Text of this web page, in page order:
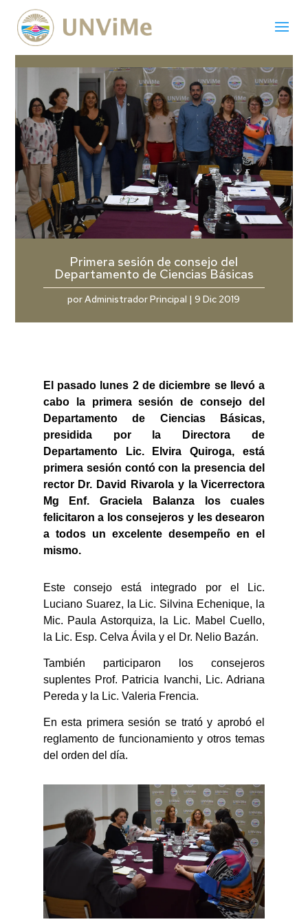
Primera sesión de consejo del
Departamento de Ciencias Básicas
porAdministrador Principal |9 Dic 2019
El pasado lunes 2 de diciembre se llevó a
cabo la primera sesión de consejo del
Departamento de Ciencias Básicas,
presidida por la Directora de
Departamento Lic. Elvira Quiroga, está
primera sesión contó con la presencia del
rector Dr. David Rivarola y la Vicerrectora
Mg Enf. Graciela Balanza los cuales
felicitaron a los consejeros y les desearon
a todos un excelente desempeño en el
mismo.
Este consejo está integrado por el Lic.
Luciano Suarez, la Lic. Silvina Echenique, la
Mic. Paula Astorquiza, la Lic. Mabel Cuello,
la Lic. Esp. Celva Ávila y el Dr. Nelio Bazán.
También participaron los consejeros
suplentes Prof. Patricia Ivanchi, Lic. Adriana
Pereda y la Lic. Valeria Frencia.
En esta primera sesión se trató y aprobó el
reglamento de funcionamiento y otros temas
del orden del día.